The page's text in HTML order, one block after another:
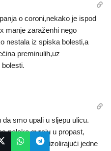
o coroni,nekako je ispod
manje zaraženhi nego
nestala iz spiska bolesti,a
preminulih,uz
smo upali u sljepu ulicu.
polako guraju u propast,
sve više nas izolirajući jedne